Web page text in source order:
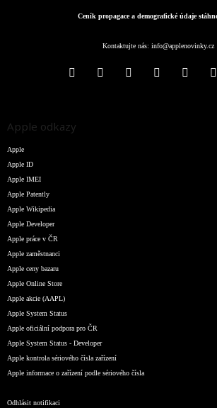
Ceník propagace a demografické údaje
Kontaktujte nás: info@applenovinky.cz
Apple odkazy
Apple
Apple ID
Apple IMEI
Apple Patently
Apple Wikipedia
Apple Developer
Apple práce v ČR
Apple zaměstnanci
Apple ceny bazaru
Apple Online Store
Apple akcie (AAPL)
Apple System Status
Apple oficiální podpora pro ČR
Apple System Status - Developer
Apple kontrola sériového čísla zařízení
Apple informace o zařízení podle sériového čísla
Odhlásit notifikaci